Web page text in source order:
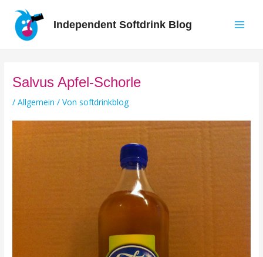
Inhalt
springen
Independent Softdrink Blog
Salvus Apfel-Schorle
/Allgemein / Von softdrinkblog